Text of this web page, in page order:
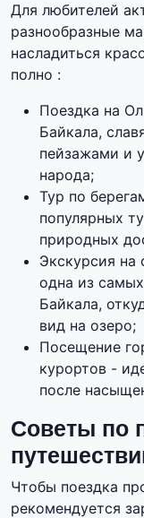
Для любителей
разнообразные
насладиться
полно :
Поездка на
Байкала,
пейзажами и
народа;
Тур по
популярных
природных
Экскурсия
одна из
Байкала,
вид на озеро;
Посещение
курортов -
после
Советы по
Чтобы поездка
рекомендуется